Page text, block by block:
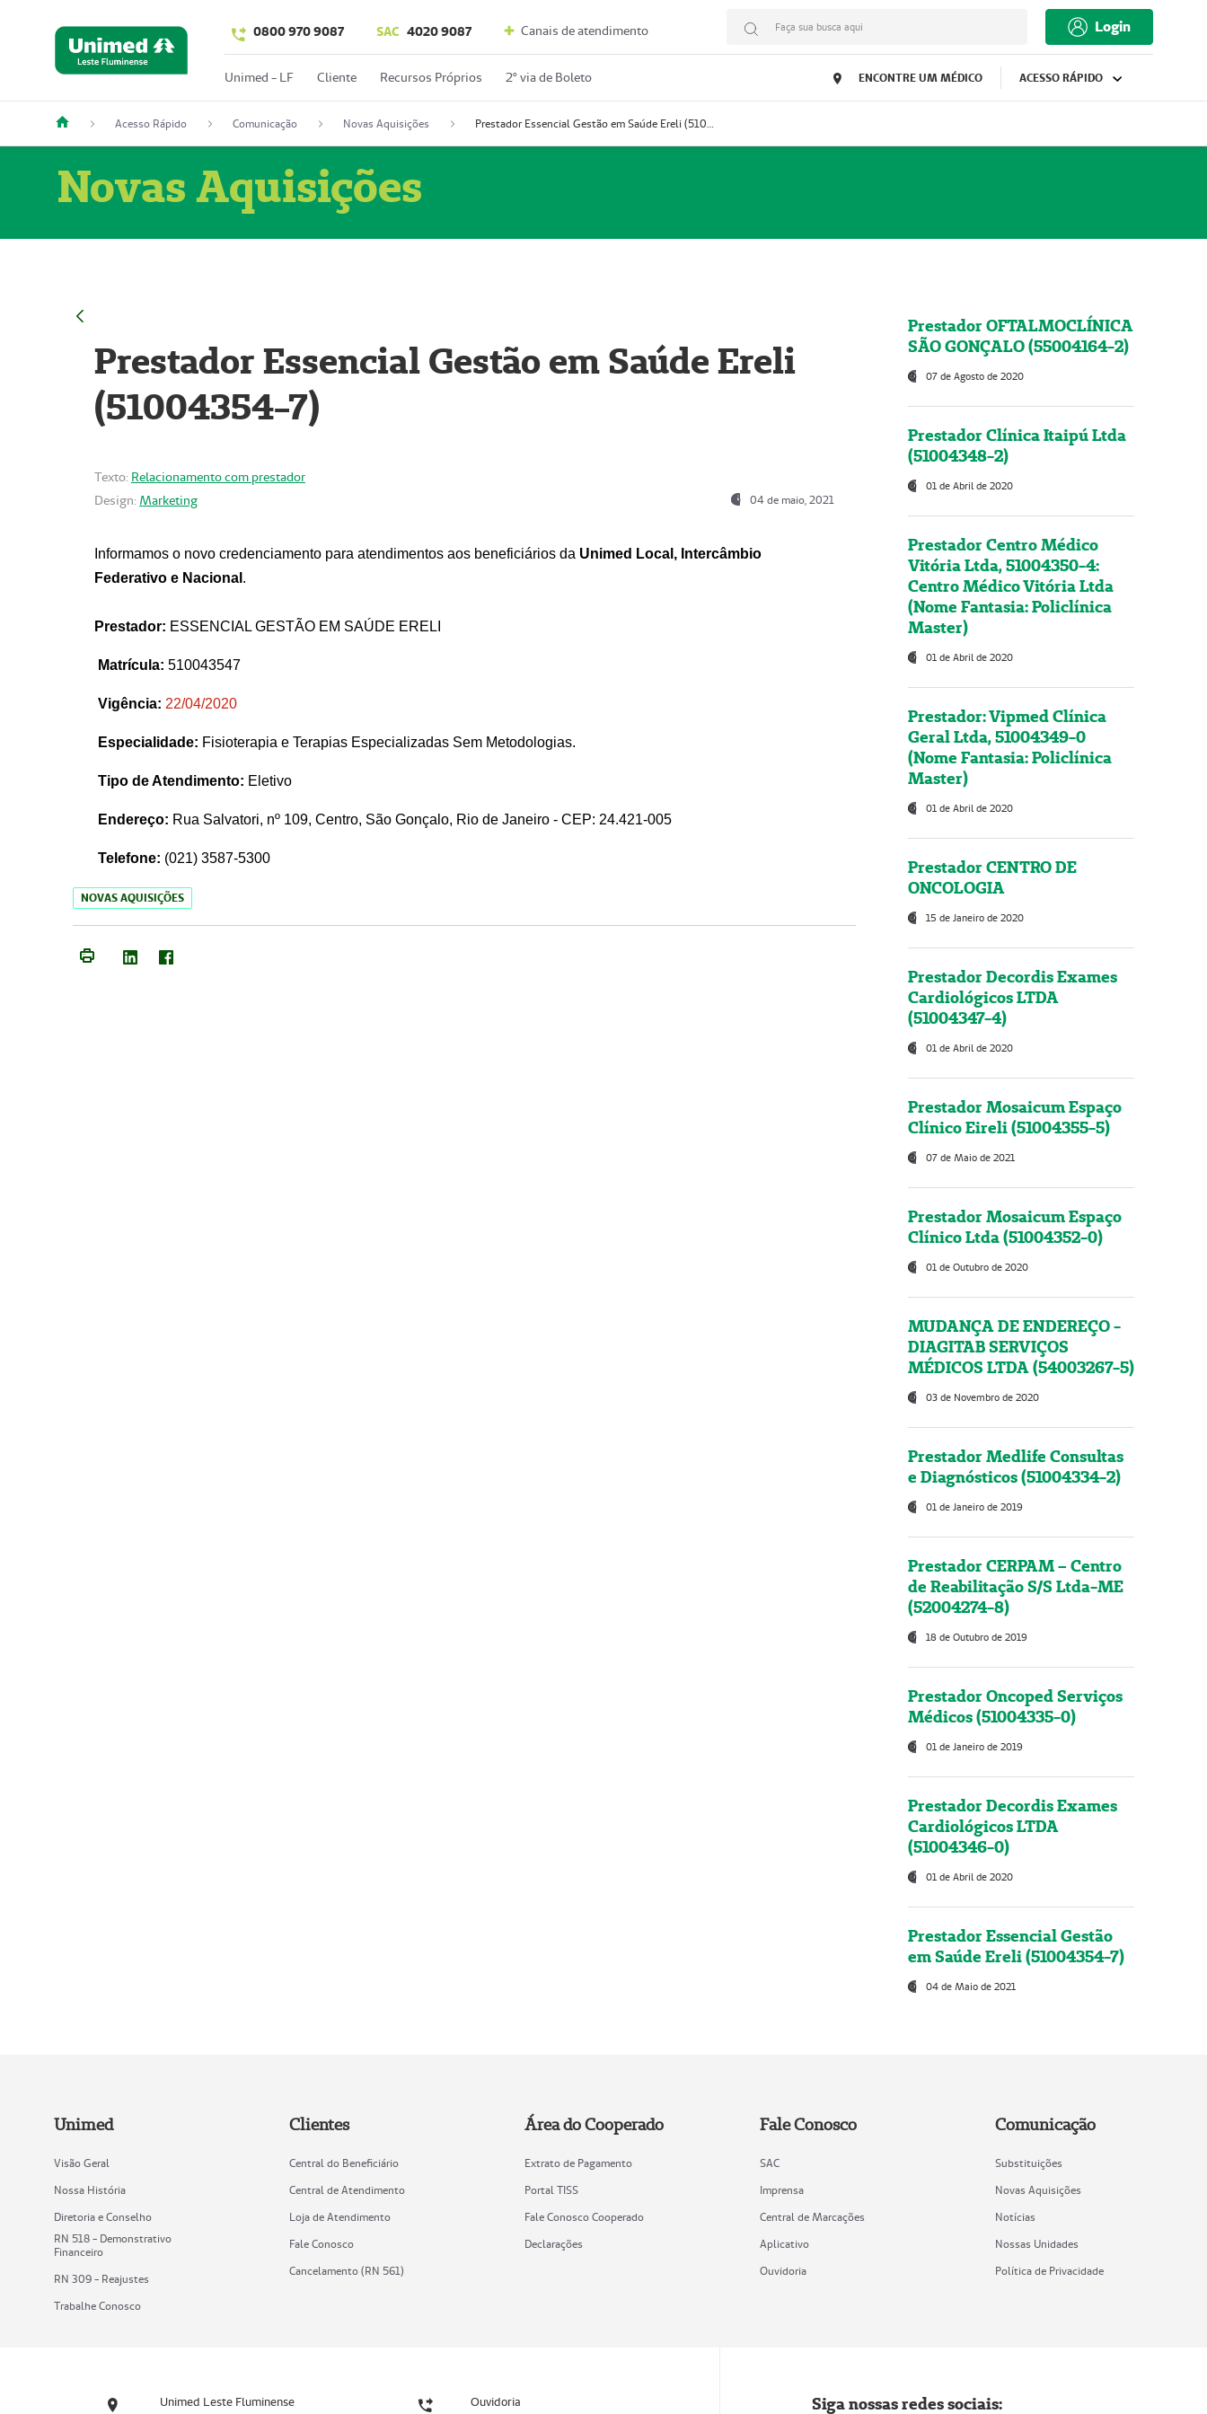
0800 970 9087 SAC 4020 9087 Canais de atendimento Faça sua busca aqui Login
Unimed - LF Cliente Recursos Próprios 2º via de Boleto ENCONTRE UM MÉDICO ACESSO RÁPIDO
Acesso Rápido Comunicação Novas Aquisições Prestador Essencial Gestão em Saúde Ereli (51004354-7)
Novas Aquisições
Prestador Essencial Gestão em Saúde Ereli
(51004354-7)
Texto: Relacionamento com prestador
Design: Marketing 04 de maio, 2021
Informamos o novo credenciamento para atendimentos aos beneficiários da Unimed Local, Intercâmbio
Federativo e Nacional .
Prestador: ESSENCIAL GESTÃO EM SAÚDE ERELI
Matrícula: 510043547
Vigência: 22/04/2020
Especialidade: Fisioterapia e Terapias Especializadas Sem Metodologias.
Tipo de Atendimento: Eletivo
Endereço: Rua Salvatori, nº 109, Centro, São Gonçalo, Rio de Janeiro - CEP: 24.421-005
Telefone: (021) 3587-5300
NOVAS AQUISIÇÕES
Prestador OFTALMOCLÍNICA
SÃO GONÇALO (55004164-2)
07 de Agosto de 2020
Prestador Clínica Itaipú Ltda
(51004348-2)
01 de Abril de 2020
Prestador Centro Médico
Vitória Ltda, 51004350-4:
Centro Médico Vitória Ltda
(Nome Fantasia: Policlínica
Master)
01 de Abril de 2020
Prestador: Vipmed Clínica
Geral Ltda, 51004349-0
(Nome Fantasia: Policlínica
Master)
01 de Abril de 2020
Prestador CENTRO DE
ONCOLOGIA
15 de Janeiro de 2020
Prestador Decordis Exames
Cardiológicos LTDA
(51004347-4)
01 de Abril de 2020
Prestador Mosaicum Espaço
Clínico Eireli (51004355-5)
07 de Maio de 2021
Prestador Mosaicum Espaço
Clínico Ltda (51004352-0)
01 de Outubro de 2020
MUDANÇA DE ENDEREÇO -
DIAGITAB SERVIÇOS
MÉDICOS LTDA (54003267-5)
03 de Novembro de 2020
Prestador Medlife Consultas
e Diagnósticos (51004334-2)
01 de Janeiro de 2019
Prestador CERPAM – Centro
de Reabilitação S/S Ltda-ME
(52004274-8)
18 de Outubro de 2019
Prestador Oncoped Serviços
Médicos (51004335-0)
01 de Janeiro de 2019
Prestador Decordis Exames
Cardiológicos LTDA
(51004346-0)
01 de Abril de 2020
Prestador Essencial Gestão
em Saúde Ereli (51004354-7)
04 de Maio de 2021
Unimed
Visão Geral
Nossa História
Diretoria e Conselho
RN 518 - Demonstrativo
Financeiro
RN 309 - Reajustes
Trabalhe Conosco
Clientes
Central do Beneficiário
Central de Atendimento
Loja de Atendimento
Fale Conosco
Cancelamento (RN 561)
Área do Cooperado
Extrato de Pagamento
Portal TISS
Fale Conosco Cooperado
Declarações
Fale Conosco
SAC
Imprensa
Central de Marcações
Aplicativo
Ouvidoria
Comunicação
Substituições
Novas Aquisições
Notícias
Nossas Unidades
Política de Privacidade
Unimed Leste Fluminense Ouvidoria Siga nossas redes sociais: